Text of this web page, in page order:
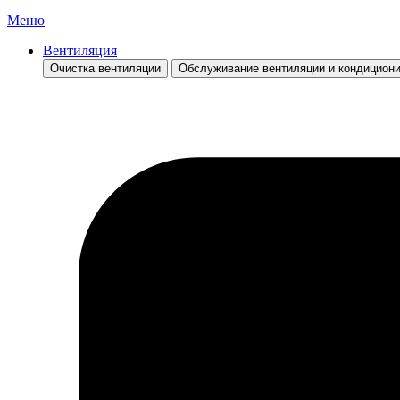
Меню
Вентиляция
Очистка вентиляции Обслуживание вентиляции и